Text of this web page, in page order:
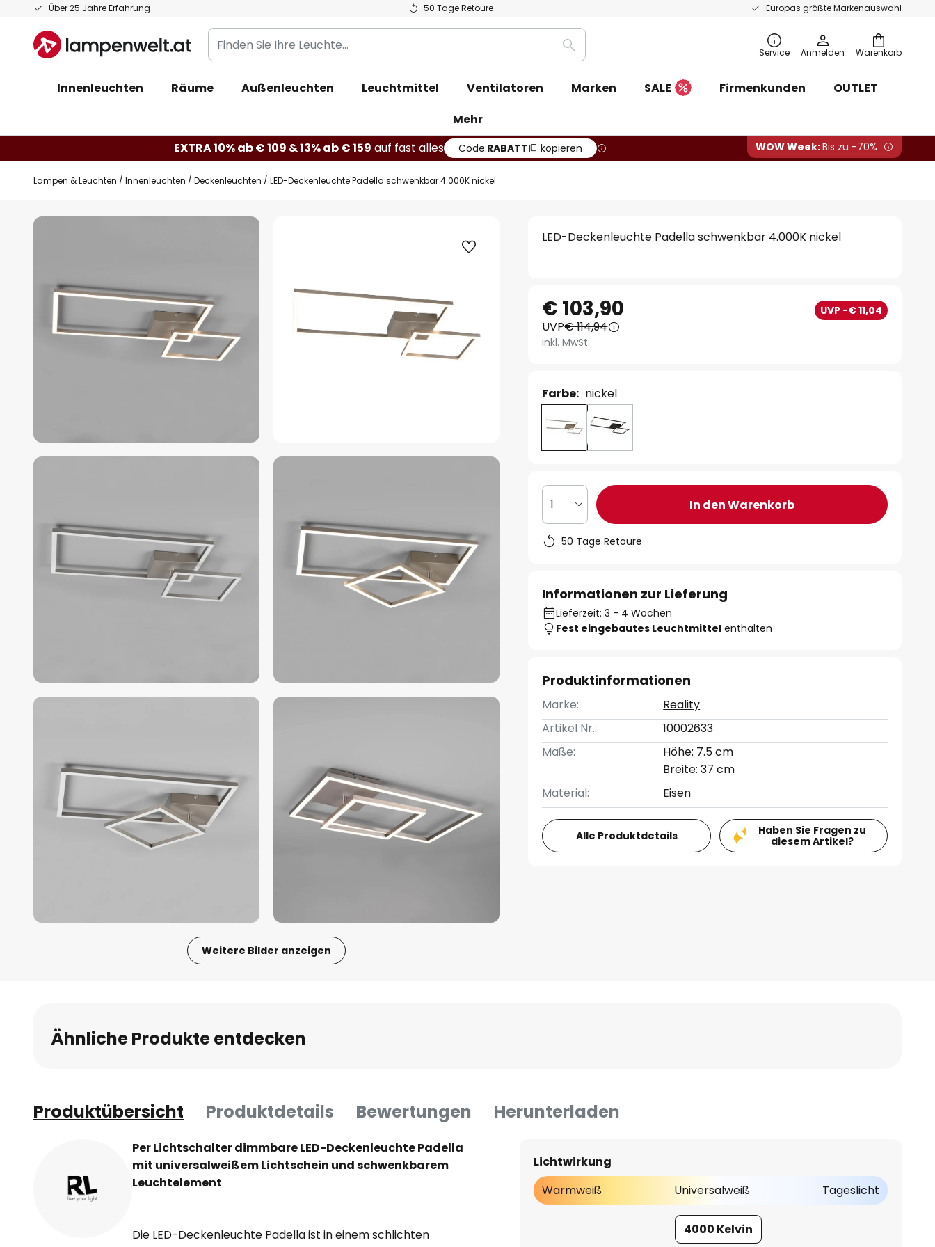
Über 25 Jahre Erfahrung 50 Tage Retoure Europas größte Markenauswahl
Zum
springen
Warenkorb
Finden
Sie
Leuchte...
Suche Service Anmelden
Innenleuchten Räume Außenleuchten Leuchtmittel Ventilatoren Marken SALE Firmenkunden
OUTLET
Mehr
EXTRA 10% ab € 109 & 13% ab € 159 auf fast alles Code:RABATT kopieren WOW Week:Bis zu -70%
Lampen & Leuchten Innenleuchten Deckenleuchten LED-Deckenleuchte Padella schwenkbar 4.000K nickel
Zum
springen
Weitere Bilder anzeigen
Bildgalerie
springen
LED-Deckenleuchte Padella schwenkbar 4.000K nickel
€ 103,90 UVP -€ 11,04
UVP€ 114,94
inkl. MwSt.
Farbe: nickel
1 In den Warenkorb
50 Tage Retoure
Informationen zur Lieferung
Lieferzeit: 3 - 4 Wochen
Fest eingebautes Leuchtmittel enthalten
Produktinformationen
Marke:
Reality
Artikel Nr.:
10002633
Maße:
Höhe: 7.5 cm
Breite: 37 cm
Material:
Eisen
Alle Produktdetails
Haben Sie Fragen zu
diesem Artikel?
Ähnliche Produkte entdecken
Produktübersicht Produktdetails Bewertungen Herunterladen
Per Lichtschalter dimmbare LED-Deckenleuchte Padella
mit universalweißem Lichtschein und schwenkbarem
Leuchtelement
Die LED-Deckenleuchte Padella ist in einem schlichten
Lichtwirkung
Warmweiß
Universalweiß Tageslicht
4000 Kelvin